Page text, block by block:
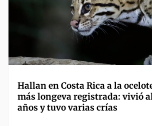
Hallan en Costa Rica a la
más longeva registrada: vivió
años y tuvo varias crías